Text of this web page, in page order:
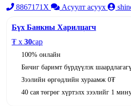
8867171X
Асуулт асуух
Бүх Банкны Харилцагч
₮ x 30сар
100% онлайн
Бичиг баримт бүрдүүлэх
Зээлийн өргөдлийн хураамж 0₮
40 сая төгрөг хүртэлх зээлийг 1